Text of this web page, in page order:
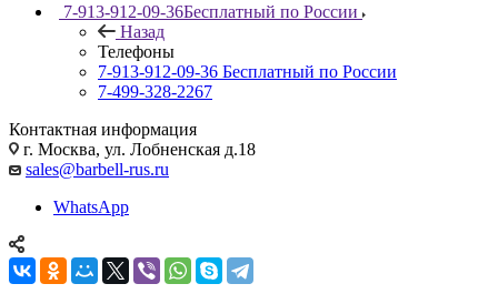
7-913-912-09-36Бесплатный по России
Назад
Телефоны
7-913-912-09-36 Бесплатный по России
7-499-328-2267
Контактная информация
г. Москва, ул. Лобненская д.18
sales@barbell-rus.ru
WhatsApp